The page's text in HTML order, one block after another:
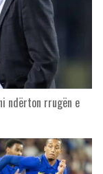
ndërton rrugën e